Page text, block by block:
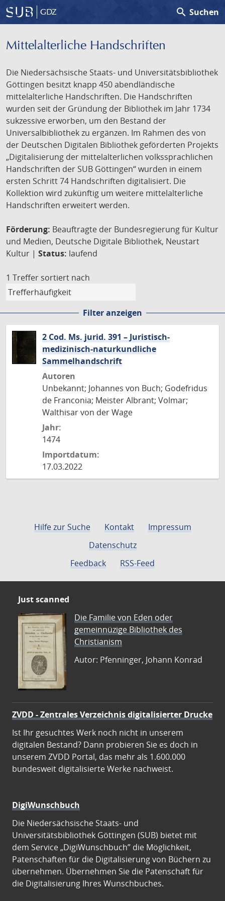
GDZ search Suchen
Mittelalterliche Handschriften
Die Niedersächsische Staats- und Universitätsbibliothek
Göttingen besitzt knapp 450 abendländische
mittelalterliche Handschriften. Die Handschriften
wurden seit der Gründung der Bibliothek im Jahr 1734
sukzessive erworben, um den Bestand der
Universalbibliothek zu ergänzen. Im Rahmen des von
der Deutschen Digitalen Bibliothek geförderten Projekts
„Digitalisierung der mittelalterlichen volkssprachlichen
Handschriften der SUB Göttingen“ wurden in einem
ersten Schritt 74 Handschriften digitalisiert. Die
Kollektion wird zukünftig um weitere mittelalterliche
Handschriften erweitert werden.
Förderung: Beauftragte der Bundesregierung für Kultur
und Medien, Deutsche Digitale Bibliothek, Neustart
Kultur | Status: laufend
1 Treffer sortiert nach
Filter anzeigen
2 Cod. Ms. jurid. 391 – Juristisch-
medizinisch-naturkundliche
Sammelhandschrift
Autoren
Unbekannt; Johannes von Buch; Godefridus
de Franconia; Meister Albrant; Volmar;
Walthisar von der Wage
Jahr:
1474
Importdatum:
17.03.2022
Hilfe zur Suche Kontakt
Impressum
Datenschutz
Feedback
RSS-Feed
Just scanned
Die Familie von Eden oder
gemeinnüzige Bibliothek des
Christianism
Autor: Pfenninger, Johann Konrad
ZVDD - Zentrales Verzeichnis digitalisierter Drucke
Ist Ihr gesuchtes Werk noch nicht in unserem
digitalen Bestand? Dann probieren Sie es doch in
unserem ZVDD Portal, das mehr als 1.600.000
bundesweit digitalisierte Werke nachweist.
DigiWunschbuch
Die Niedersächsische Staats- und
Universitätsbibliothek Göttingen (SUB) bietet mit
dem Service „DigiWunschbuch” die Möglichkeit,
Patenschaften für die Digitalisierung von Büchern zu
übernehmen. Übernehmen Sie die Patenschaft für
die Digitalisierung Ihres Wunschbuches.